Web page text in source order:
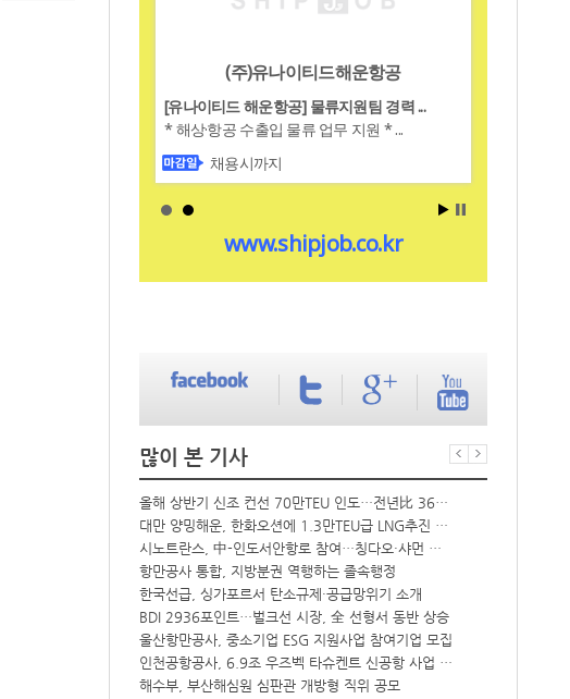
많이 본 기사
올해 상반기 신조 컨선 70만TEU 인도…전년比 36% 감소
대만 양밍해운, 한화오션에 1.3만TEU급 LNG추진 컨선 6척 발주
시노트란스, 中-인도서안항로 참여…칭다오·샤먼 직항
항만공사 통합, 지방분권 역행하는 졸속행정
한국선급, 싱가포르서 탄소규제·공급망위기 소개
BDI 2936포인트…벌크선 시장, 全 선형서 동반 상승
울산항만공사, 중소기업 ESG 지원사업 참여기업 모집
인천공항공사, 6.9조 우즈벡 타슈켄트 신공항 사업 참여
해수부, 부산해심원 심판관 개방형 직위 공모